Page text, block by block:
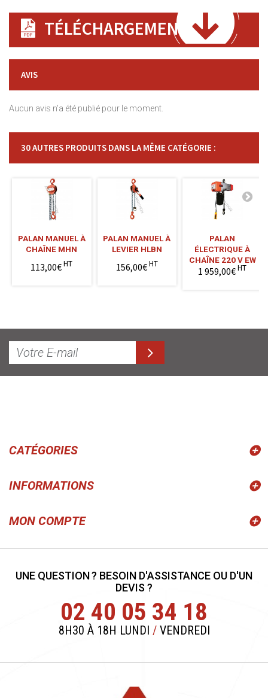
TÉLÉCHARGEMENT
AVIS
Aucun avis n'a été publié pour le moment.
30 AUTRES PRODUITS DANS LA MÊME CATÉGORIE :
PALAN MANUEL À
CHAÎNE MHN
113,00€HT
PALAN MANUEL À
LEVIER HLBN
156,00€HT
PALAN
ÉLECTRIQUE À
CHAÎNE 220 V EW
1 959,00€HT
CATÉGORIES
INFORMATIONS
MON COMPTE
UNE QUESTION ? BESOIN D'ASSISTANCE OU D'UN
DEVIS ?
02 40 05 34 18
8H30 À 18H LUNDI /VENDREDI